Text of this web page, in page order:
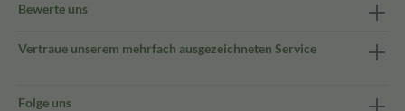
Bewerte uns
Vertraue unserem mehrfach ausgezeichneten Service
Folge uns